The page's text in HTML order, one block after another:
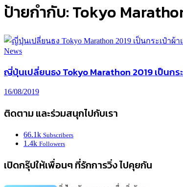
ป้ายกำกับ:Tokyo
News
ญี่ปุ่นเปลี่ยนธง Tokyo Marathon 2019 เป็นก
16/08/2019
ติดตาม และร่วมสนุกไปกับเรา
66.1k Subscribers
1.4k Followers
เปิดกรุ๊ปให้เพื่อนๆ ที่รักการวิ่ง ไปคุยกัน